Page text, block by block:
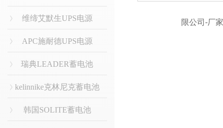
维缔艾默生UPS电源
APC施耐德UPS电源
瑞典LEADER蓄电池
kelinnike克林尼克蓄电池
韩国SOLITE蓄电池